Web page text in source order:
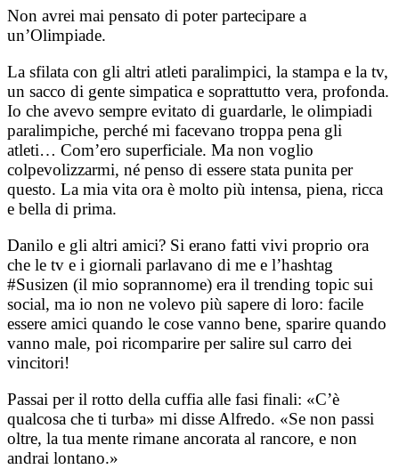
Non avrei mai pensato di poter partecipare a
un’Olimpiade.
La sfilata con gli altri atleti paralimpici, la stampa e la tv,
un sacco di gente simpatica e soprattutto vera, profonda.
Io che avevo sempre evitato di guardarle, le olimpiadi
paralimpiche, perché mi facevano troppa pena gli
atleti… Com’ero superficiale. Ma non voglio
colpevolizzarmi, né penso di essere stata punita per
questo. La mia vita ora è molto più intensa, piena, ricca
e bella di prima.
Danilo e gli altri amici? Si erano fatti vivi proprio ora
che le tv e i giornali parlavano di me e l’hashtag
#Susizen (il mio soprannome) era il trending topic sui
social, ma io non ne volevo più sapere di loro: facile
essere amici quando le cose vanno bene, sparire quando
vanno male, poi ricomparire per salire sul carro dei
vincitori!
Passai per il rotto della cuffia alle fasi finali: «C’è
qualcosa che ti turba» mi disse Alfredo. «Se non passi
oltre, la tua mente rimane ancorata al rancore, e non
andrai lontano.»